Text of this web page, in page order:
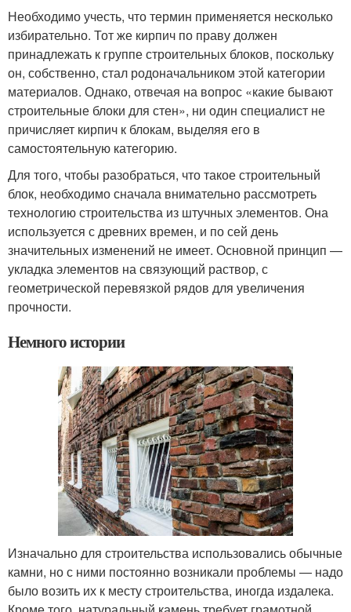
Необходимо учесть, что термин применяется несколько
избирательно. Тот же кирпич по праву должен
принадлежать к группе строительных блоков, поскольку
он, собственно, стал родоначальником этой категории
материалов. Однако, отвечая на вопрос «какие бывают
строительные блоки для стен», ни один специалист не
причисляет кирпич к блокам, выделяя его в
самостоятельную категорию.
Для того, чтобы разобраться, что такое строительный
блок, необходимо сначала внимательно рассмотреть
технологию строительства из штучных элементов. Она
используется с древних времен, и по сей день
значительных изменений не имеет. Основной принцип —
укладка элементов на связующий раствор, с
геометрической перевязкой рядов для увеличения
прочности.
Немного истории
Изначально для строительства использовались обычные
камни, но с ними постоянно возникали проблемы — надо
было возить их к месту строительства, иногда издалека.